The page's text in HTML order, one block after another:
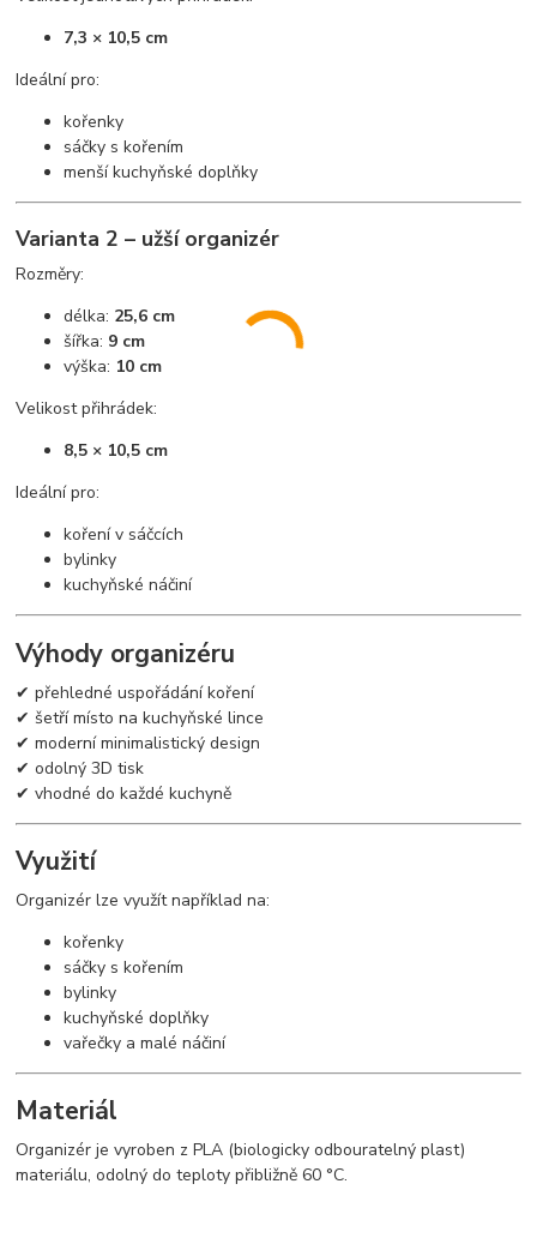
7,3 × 10,5 cm
Ideální pro:
kořenky
sáčky s kořením
menší kuchyňské doplňky
Varianta 2 – užší organizér
Rozměry:
délka: 25,6 cm
šířka: 9 cm
výška: 10 cm
Velikost přihrádek:
8,5 × 10,5 cm
Ideální pro:
koření v sáčcích
bylinky
kuchyňské náčiní
Výhody organizéru
✔ přehledné uspořádání koření
✔ šetří místo na kuchyňské lince
✔ moderní minimalistický design
✔ odolný 3D tisk
✔ vhodné do každé kuchyně
Využití
Organizér lze využít například na:
kořenky
sáčky s kořením
bylinky
kuchyňské doplňky
vařečky a malé náčiní
Materiál
Organizér je vyroben z PLA (biologicky odbouratelný plast)
materiálu, odolný do teploty přibližně 60 °C.